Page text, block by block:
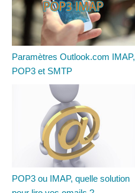
Paramètres Outlook.com IMAP,
POP3 et SMTP
POP3 ou IMAP, quelle solution